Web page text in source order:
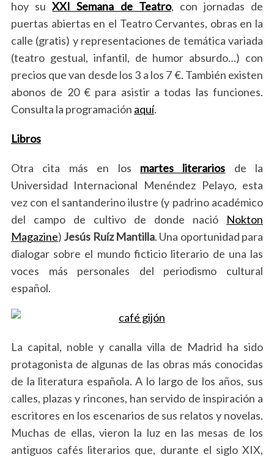
hoy suXXI Semana de Teatro, con jornadas de
puertas abiertas en el Teatro Cervantes, obras en la
calle (gratis) y representaciones de temática variada
(teatro gestual, infantil, de humor absurdo…) con
precios que van desde los 3 a los 7 €. También existen
abonos de 20 € para asistir a todas las funciones.
Consulta la programación aquí.
Libros
Otra cita más en los martes literarios de la
Universidad Internacional Menéndez Pelayo, esta
vez con el santanderino ilustre (y padrino académico
del campo de cultivo de donde nació Nokton
Magazine) Jesús Ruíz Mantilla. Una oportunidad para
dialogar sobre el mundo ficticio literario de una las
voces más personales del periodismo cultural
español.
La capital, noble y canalla villa de Madrid ha sido
protagonista de algunas de las obras más conocidas
de la literatura española. A lo largo de los años, sus
calles, plazas y rincones, han servido de inspiración a
escritores en los escenarios de sus relatos y novelas.
Muchas de ellas, vieron la luz en las mesas de los
antiguos cafés literarios que, durante el siglo XIX,